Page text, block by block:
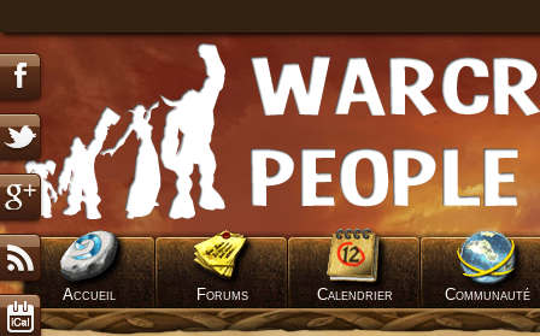
Accueil Forums Calendrier Communauté